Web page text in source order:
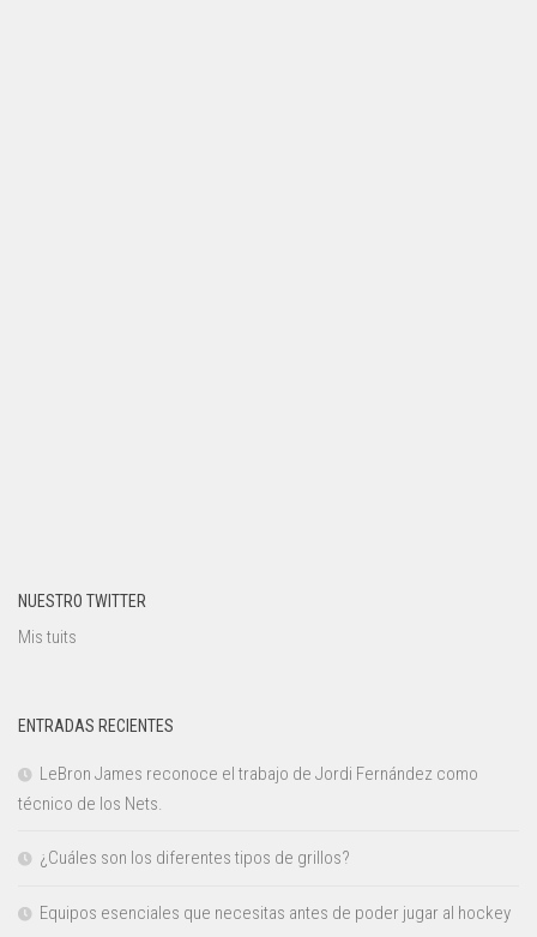
NUESTRO TWITTER
Mis tuits
ENTRADAS RECIENTES
LeBron James reconoce el trabajo de Jordi Fernández como
técnico de los Nets.
¿Cuáles son los diferentes tipos de grillos?
Equipos esenciales que necesitas antes de poder jugar al hockey